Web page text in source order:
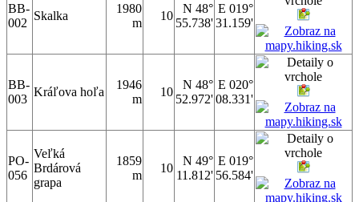
BB-
002
Skalka
1980
m
10
N 48°
55.738'
E 019°
31.159'
BB-
003
Kráľova hoľa
1946
m
10
N 48°
52.972'
E 020°
08.331'
PO-
056
Veľká
Brdárová
grapa
1859
m
10
N 49°
11.812'
E 019°
56.584'